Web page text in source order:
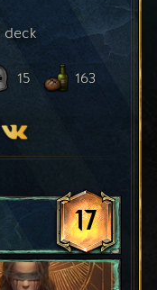
deck
15 163
17